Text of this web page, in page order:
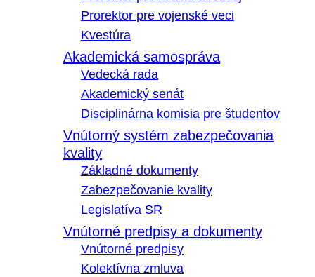
Prorektor pre vojenské veci
Kvestúra
Akademická samospráva
Vedecká rada
Akademický senát
Disciplinárna komisia pre študentov
Vnútorný systém zabezpečovania
kvality
Základné dokumenty
Zabezpečovanie kvality
Legislatíva SR
Vnútorné predpisy a dokumenty
Vnútorné predpisy
Kolektívna zmluva